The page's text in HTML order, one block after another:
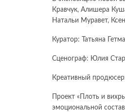
Кравчук, Алишера
Натальи Муравет,
Куратор: Татьяна
Сценограф: Юлия
Креативный
Проект «Плоть и
эмоциональной